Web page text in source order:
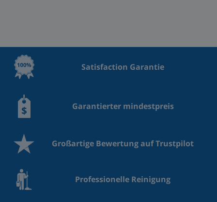
Satisfaction Garantie
Garantierter mindestpreis
Großartige Bewertung auf Trustpilot
Professionelle Reinigung